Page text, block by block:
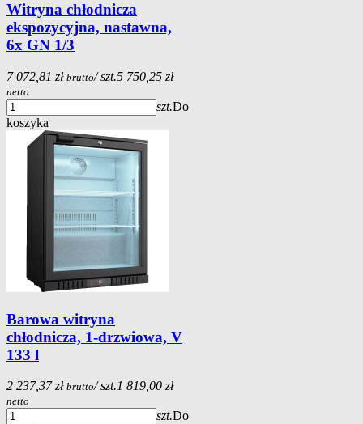
Witryna chłodnicza
ekspozycyjna, nastawna,
6x GN 1/3
7 072,81 zł brutto/ szt.5 750,25 zł
netto
szt.Do
koszyka
Barowa witryna
chłodnicza, 1-drzwiowa, V
133 l
2 237,37 zł brutto/ szt.1 819,00 zł
netto
szt.Do